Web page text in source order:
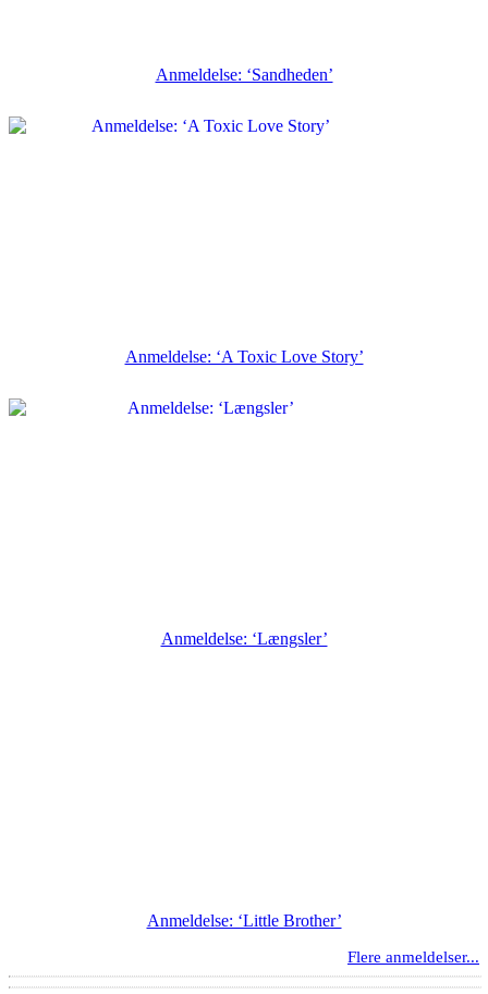
Anmeldelse: ‘Sandheden’
Anmeldelse: ‘A Toxic Love Story’
Anmeldelse: ‘Længsler’
Anmeldelse: ‘Little Brother’
Flere anmeldelser...